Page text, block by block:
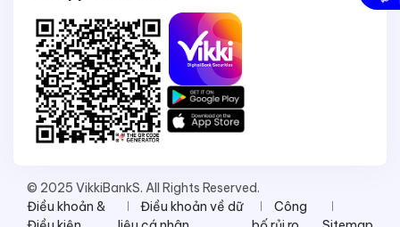
© 2025 VikkiBankS. All Rights Reserved.
Điều khoản &
Điều khoản về dữ
Công